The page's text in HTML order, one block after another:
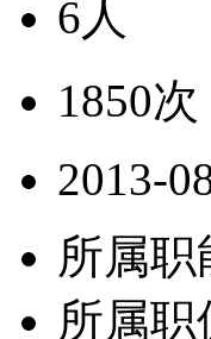
6人
1850次
2013-
所属职
所属职